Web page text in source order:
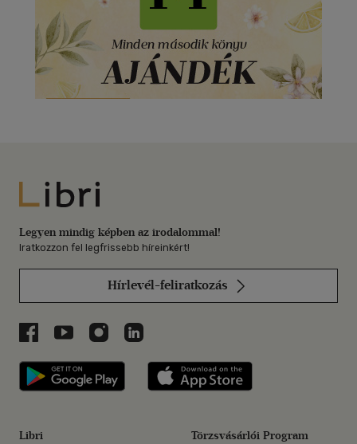
Libri
Legyen mindig képben az irodalommal!
Iratkozzon fel legfrissebb híreinkért!
Hírlevél-feliratkozás
Libri a Facebookon
Libri a Youtube-on
Libri az Instagramon
Libri a LinkedInen
Libri applikáció Szerezd meg: Google
Libri Törzsvásárlói Program